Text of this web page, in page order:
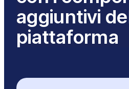
aggiuntivi
piattaforma